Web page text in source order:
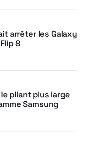
arrêter les Galaxy
8
le pliant plus large
Samsung